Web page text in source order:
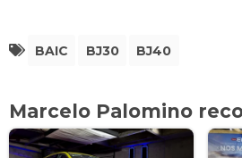
BAIC BJ30 BJ40
Marcelo Palomino